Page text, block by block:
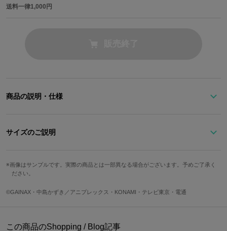
送料一律1,000円
商品の説明・仕様
『天元突破グレンラガン』より、ヨーコをイメージしたネックレス
ヨーコのトレードマークであるドクロの髪飾りがモチーフ。
きます。
サイズのご説明
サイズ
さ
アジャスター トップ縦 トップ横
画像はサンプルです。実際の商品とは一部異なる場合がございます。予めご了承く
ださい。
©GAINAX・中島かずき／アニプレックス・KONAMI・テレビ東京・電通
この商品のShopping / Blog記事